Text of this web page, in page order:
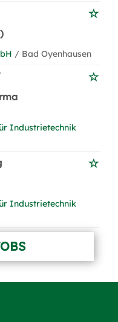
/ Bad Oyenhausen
Industrietechnik
Industrietechnik